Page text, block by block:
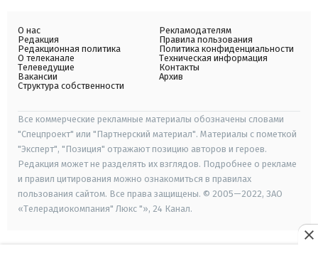
О нас
Редакция
Редакционная политика
О телеканале
Телеведущие
Вакансии
Структура собственности
Рекламодателям
Правила пользования
Политика конфиденциальности
Техническая информация
Контакты
Архив
Все коммерческие рекламные материалы обозначены словами
"Спецпроект" или "Партнерский материал". Материалы с пометкой
"Эксперт", "Позиция" отражают позицию авторов и героев.
Редакция может не разделять их взглядов. Подробнее о рекламе
и правил цитирования можно ознакомиться в правилах
пользования сайтом. Все права защищены. © 2005—2022, ЗАО
«Телерадиокомпания" Люкс "», 24 Канал.